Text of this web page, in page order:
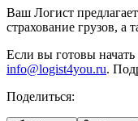
Ваш Логист
страхование грузов, а
Если вы готовы
info@logist4you.ru.
Поделиться: